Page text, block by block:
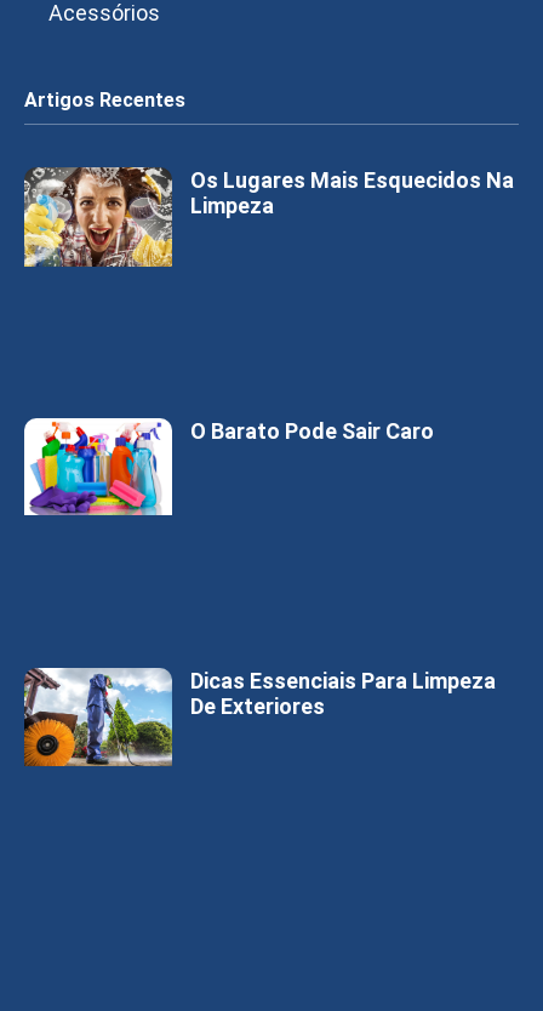
Acessórios
Artigos Recentes
Os Lugares Mais Esquecidos Na
Limpeza
O Barato Pode Sair Caro
Dicas Essenciais Para Limpeza
De Exteriores